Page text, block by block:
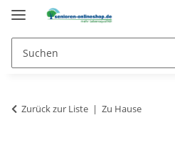
Zurück zur Liste Zu Hause